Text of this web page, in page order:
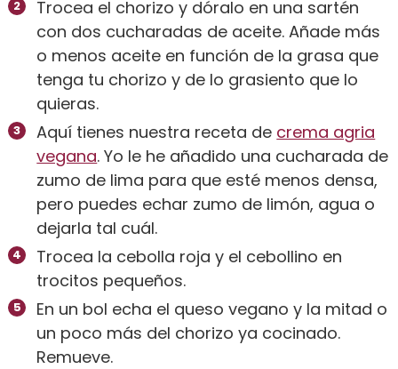
Trocea el chorizo y dóralo en una sartén
con dos cucharadas de aceite. Añade más
o menos aceite en función de la grasa que
tenga tu chorizo y de lo grasiento que lo
quieras.
Aquí tienes nuestra receta de crema agria
vegana. Yo le he añadido una cucharada de
zumo de lima para que esté menos densa,
pero puedes echar zumo de limón, agua o
dejarla tal cuál.
Trocea la cebolla roja y el cebollino en
trocitos pequeños.
En un bol echa el queso vegano y la mitad o
un poco más del chorizo ya cocinado.
Remueve.